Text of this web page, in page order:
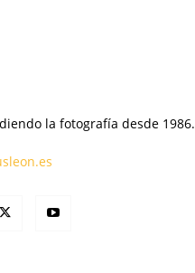
la fotografía desde 1986.